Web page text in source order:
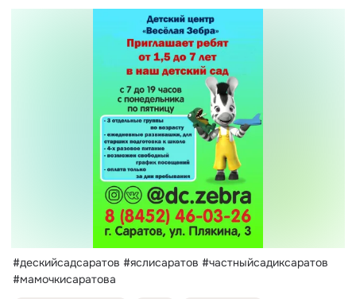
#дескийсадсаратов #яслисаратов #частныйсадиксаратов
#мамочкисаратова